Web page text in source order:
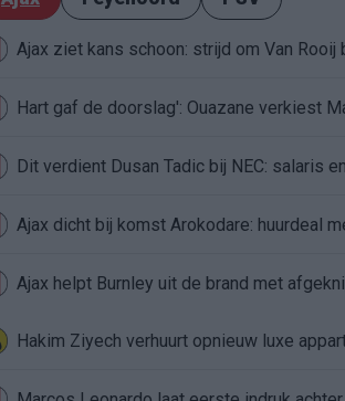
Ajax ziet kans schoon: strijd om Van Rooij
Hart gaf de doorslag': Ouazane verkiest
Dit verdient Dusan Tadic bij NEC: salaris
Ajax dicht bij komst Arokodare: huurdeal
Ajax helpt Burnley uit de brand met
Hakim Ziyech verhuurt opnieuw luxe